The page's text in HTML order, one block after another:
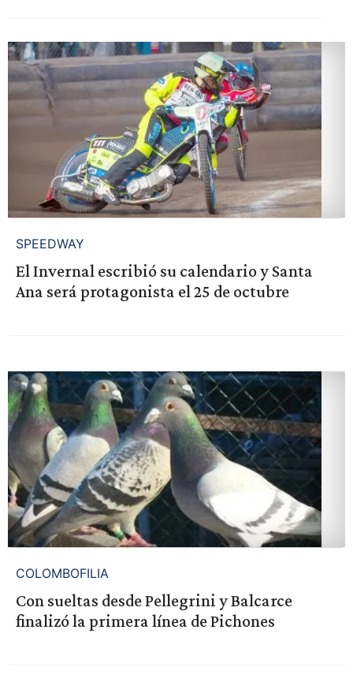
SPEEDWAY
El Invernal escribió su calendario y Santa
Ana será protagonista el 25 de octubre
COLOMBOFILIA
Con sueltas desde Pellegrini y Balcarce
finalizó la primera línea de Pichones